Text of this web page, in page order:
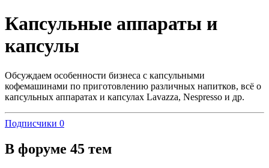
Капсульные аппараты и
капсулы
Обсуждаем особенности бизнеса с капсульными
кофемашинами по приготовлению различных напитков, всё о
капсульных аппаратах и капсулах Lavazza, Nespresso и др.
Подписчики 0
В форуме 45 тем